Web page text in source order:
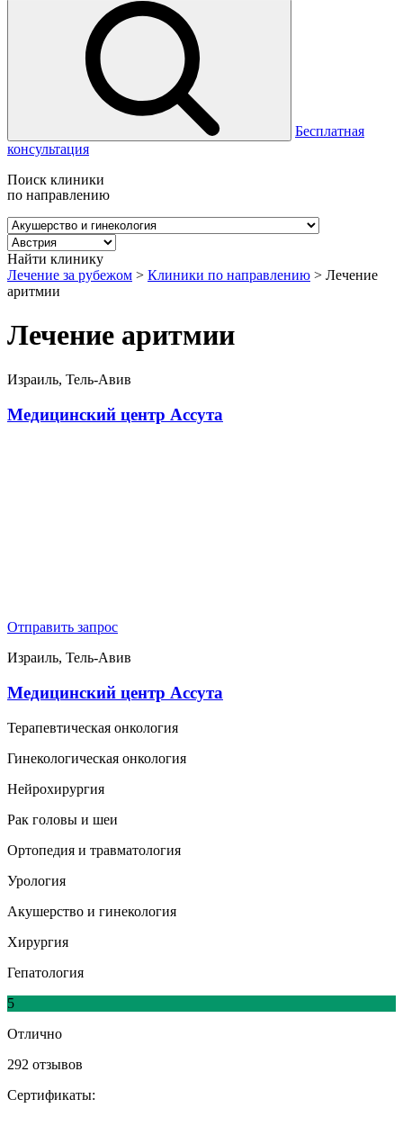
Бесплатная
консультация
Поиск клиники
по направлению
Найти клинику
Лечение за рубежом > Клиники по направлению > Лечение
аритмии
Лечение аритмии
Израиль, Тель-Авив
Медицинский центр Ассута
Отправить запрос
Израиль, Тель-Авив
Медицинский центр Ассута
Терапевтическая онкология
Гинекологическая онкология
Нейрохирургия
Рак головы и шеи
Ортопедия и травматология
Урология
Акушерство и гинекология
Хирургия
Гепатология
5
Отлично
292 отзывов
Сертификаты: